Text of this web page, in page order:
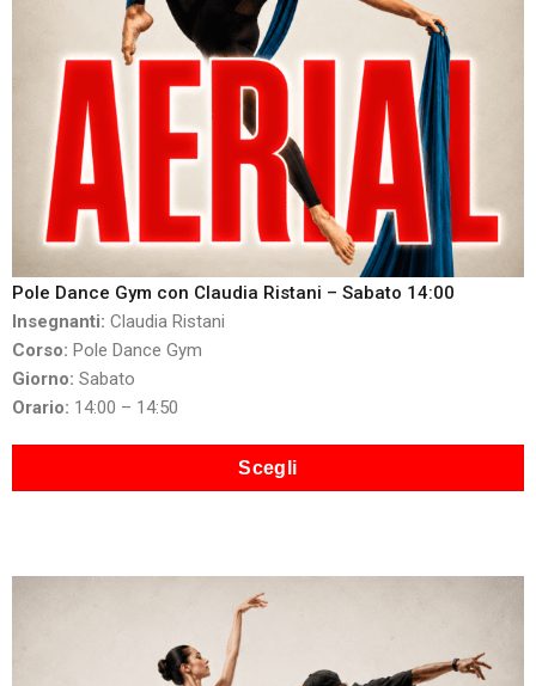
Pole Dance Gym con Claudia Ristani – Sabato 14:00
Insegnanti: Claudia Ristani
Corso: Pole Dance Gym
Giorno: Sabato
Orario: 14:00 – 14:50
Scegli